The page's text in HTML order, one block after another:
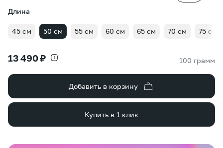
Длина
45 см 50 см 55 см 60 см 65 см 70 см 75 см
13 490 ₽ 100 грамм
Добавить в корзину
Купить в 1 клик